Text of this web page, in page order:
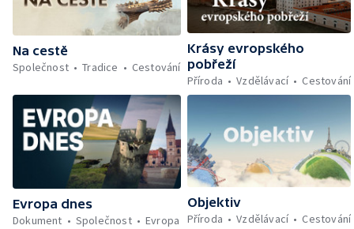
Na cestě
Společnost
Tradice Cestování
Krásy evropského
pobřeží
Příroda
Vzdělávací Cestování
Evropa dnes
Dokument
Společnost Evropa
Objektiv
Příroda
Vzdělávací Cestování